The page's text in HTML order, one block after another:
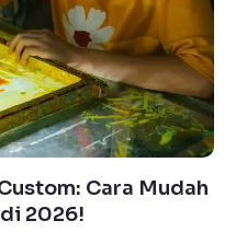
Cara Mudah
2026!